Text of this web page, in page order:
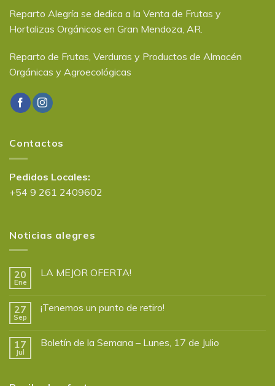
Reparto Alegría se dedica a la Venta de Frutas y
Hortalizas Orgánicos en Gran Mendoza, AR.
Reparto de Frutas, Verduras y Productos de Almacén
Orgánicas y Agroecológicas
Contactos
Pedidos Locales:
+54 9 261 2409602
Noticias alegres
20
Ene
LA MEJOR OFERTA!
27
Sep
¡Tenemos un punto de retiro!
17
Jul
Boletín de la Semana – Lunes, 17 de Julio